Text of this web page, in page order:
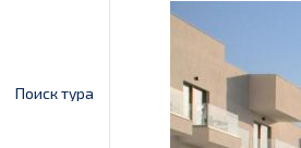
Поиск тура